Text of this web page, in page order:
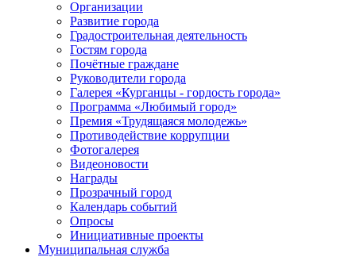
Организации
Развитие города
Градостроительная деятельность
Гостям города
Почётные граждане
Руководители города
Галерея «Курганцы - гордость города»
Программа «Любимый город»
Премия «Трудящаяся молодежь»
Противодействие коррупции
Фотогалерея
Видеоновости
Награды
Прозрачный город
Календарь событий
Опросы
Инициативные проекты
Муниципальная служба